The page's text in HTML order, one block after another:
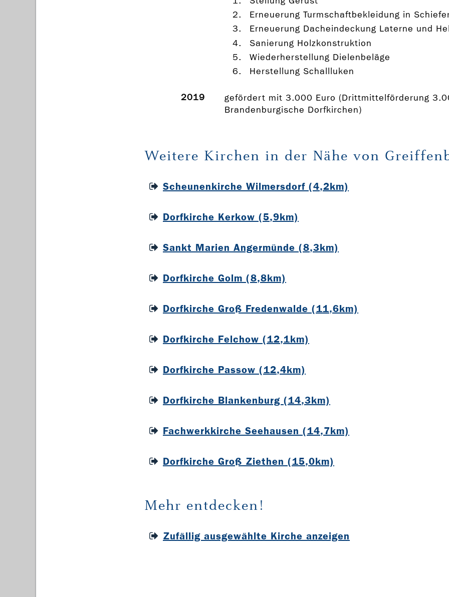
Erneuerung Turmschaftbekleidung in
Erneuerung Dacheindeckung Laterne und
Sanierung Holzkonstruktion
Wiederherstellung Dielenbeläge
Herstellung Schallluken
2019
gefördert mit 3.000 Euro (Drittmittelförderung
Brandenburgische Dorfkirchen)
Weitere Kirchen in der Nähe von
Scheunenkirche Wilmersdorf (4,2km)
Dorfkirche Kerkow (5,9km)
Sankt Marien Angermünde (8,3km)
Dorfkirche Golm (8,8km)
Dorfkirche Groß Fredenwalde (11,6km)
Dorfkirche Felchow (12,1km)
Dorfkirche Passow (12,4km)
Dorfkirche Blankenburg (14,3km)
Fachwerkkirche Seehausen (14,7km)
Dorfkirche Groß Ziethen (15,0km)
Mehr entdecken!
Zufällig ausgewählte Kirche anzeigen